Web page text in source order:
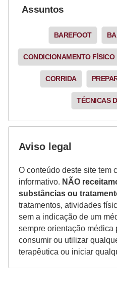
Assuntos
BAREFOOT
CONDICIONAMENTO FÍSICO
CORRIDA
TÉCNICAS
Aviso legal
O conteúdo deste site tem
informativo. NÃO
substâncias ou
tratamentos, atividades
sem a indicação de um
sempre orientação médica
consumir ou utilizar
terapêutica ou iniciar